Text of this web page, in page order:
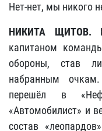
Нет-нет, мы никого
НИКИТА ЩИТОВ.
капитаном
обороны, став
набранным
перешёл в
«Автомобилист» и
состав